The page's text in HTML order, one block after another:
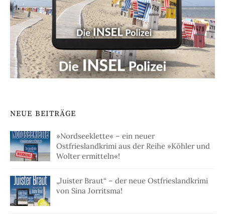
NEUE BEITRÄGE
»Nordseeklette« – ein neuer
Ostfrieslandkrimi aus der Reihe »Köhler und
Wolter ermitteln«!
„Juister Braut“ – der neue Ostfrieslandkrimi
von Sina Jorritsma!